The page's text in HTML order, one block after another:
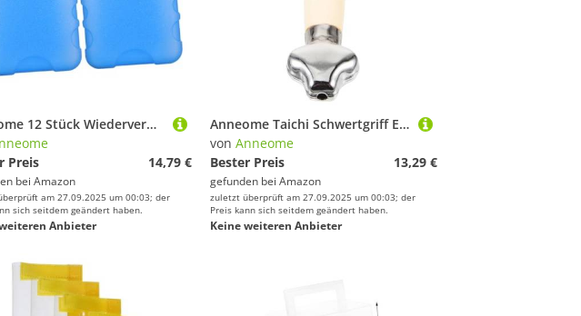
Anneome 12 Stück Wiederverwendbare Kühlakkus aus Pe-Material für Luftkühler Schnellkühlende Eisboxen Mittelgroß Kompakt Leicht für Büro Zuhause und Outdoor Langlebige Kühlpacks
Preis
14,79 €
bei Amazon
am 27.09.2025 um 00:03; der
sich seitdem geändert haben.
Anbieter
Anneome Taichi Schwertgriff Ersatz aus Holz und Metall Korrosionsbeständig Verschleißfest Langlebiger Griff mit Handschutz Veredelt Aussehen und Sammlerwert für Kampfkünste
von Anneome
Bester Preis
13,29 €
gefunden bei Amazon
zuletzt überprüft am 27.09.2025 um 00:03; der
Preis kann sich seitdem geändert haben.
Keine weiteren Anbieter